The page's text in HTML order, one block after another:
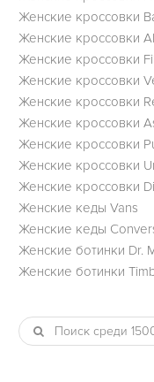
Женские кроссовки
Женские кроссовки
Женские кроссовки
Женские кроссовки
Женские кроссовки
Женские кроссовки
Женские кроссовки
Женские кроссовки
Женские кроссовки
Женские кеды Vans
Женские кеды
Женские ботинки Dr.
Женские ботинки